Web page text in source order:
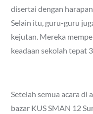
disertai dengan
Selain itu, guru-guru
kejutan. Mereka
keadaan sekolah tepat
Setelah semua acara di
bazar KUS SMAN 12